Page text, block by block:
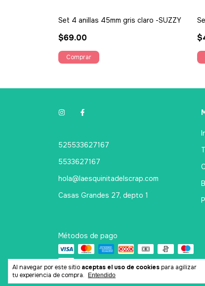
Al navegar por este sitio aceptas el uso de cookiespara agilizar
tu experiencia de compra.
Entendido
Set 4 anillas 45mm gris claro -SUZZY
$69.00
525533627167
5533627167
hola@laesquinitadelscrap.com
Casas Grandes 27, depto 1
Métodos de pago